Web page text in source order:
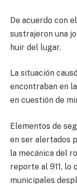
De acuerdo con
sustrajeron una
huir del lugar.
La situación
encontraban en
en cuestión de
Elementos de
en ser alertados
la mecánica del
reporte al 911, lo
municipales